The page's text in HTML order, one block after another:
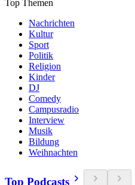
Top Themen
Nachrichten
Kultur
Sport
Politik
Religion
Kinder
DJ
Comedy
Campusradio
Interview
Musik
Bildung
Weihnachten
Top Podcasts